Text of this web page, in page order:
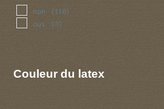
non (110)
oui (3)
Couleur du latex